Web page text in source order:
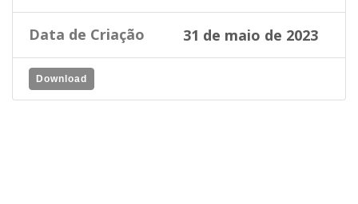
Data de Criação 31 de maio de 2023
Download